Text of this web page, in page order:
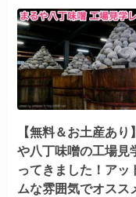
【無料＆お土産あり
や八丁味噌の工場見
ってきました！アッ
ムな雰囲気でオスス